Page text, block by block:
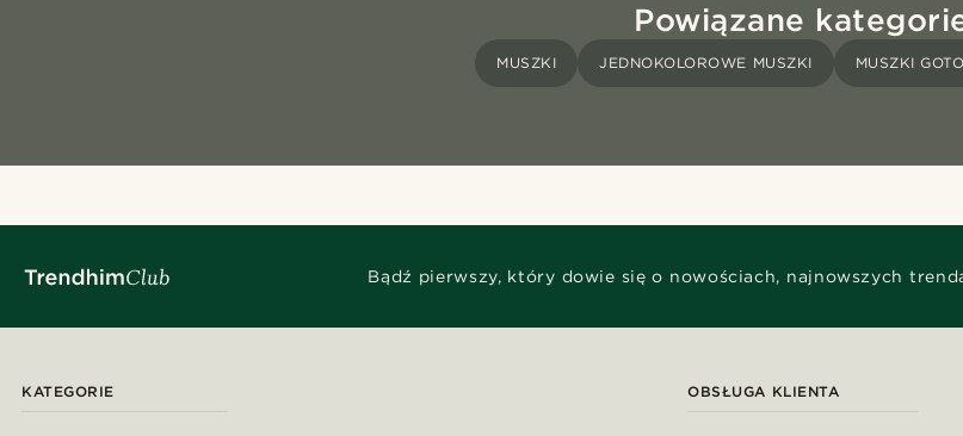
Powiązane
MUSZKI JEDNOKOLOROWE MUSZKI MUSZKI
Bądź pierwszy, który dowie się o nowościach, najnowszych
KATEGORIE OBSŁUGA KLIENTA